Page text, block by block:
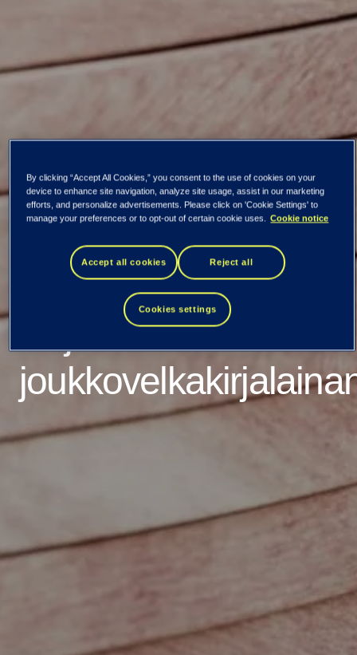
Kaikki uutiset ja tiedotteet
Tieto Oyj laskee
liikkeeseen 100
miljoonan euron
By clicking “Accept All Cookies,” you consent to the use of cookies on your
device to enhance site navigation, analyze site usage, assist in our marketing
efforts, and personalize advertisements. Please click on 'Cookie Settings' to
manage your preferences or to opt-out of certain cookie uses. Cookie notice
Accept all cookies Reject all
Cookies settings